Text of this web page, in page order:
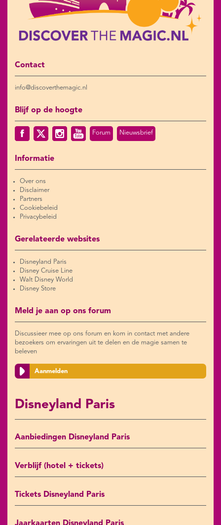
Contact
info@discoverthemagic.nl
Blijf op de hoogte
Forum Nieuwsbrief
Informatie
Over ons
Disclaimer
Partners
Cookiebeleid
Privacybeleid
Gerelateerde websites
Disneyland Paris
Disney Cruise Line
Walt Disney World
Disney Store
Meld je aan op ons forum
Discussieer mee op ons forum en kom in contact met andere
bezoekers om ervaringen uit te delen en de magie samen te
beleven
Aanmelden
Disneyland Paris
Aanbiedingen Disneyland Paris
Verblijf (hotel + tickets)
Tickets Disneyland Paris